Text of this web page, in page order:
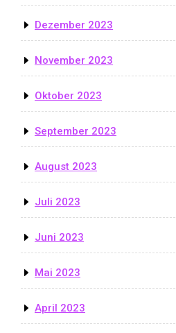
Dezember 2023
November 2023
Oktober 2023
September 2023
August 2023
Juli 2023
Juni 2023
Mai 2023
April 2023